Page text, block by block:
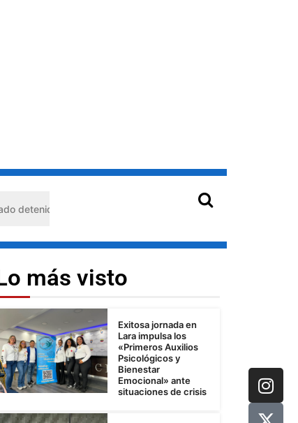
en Barquisimeto: habría usado durante 13 años la matrícula
más visto
Exitosa jornada en
Lara impulsa los
«Primeros Auxilios
Psicológicos y
Bienestar
Emocional» ante
situaciones de crisis